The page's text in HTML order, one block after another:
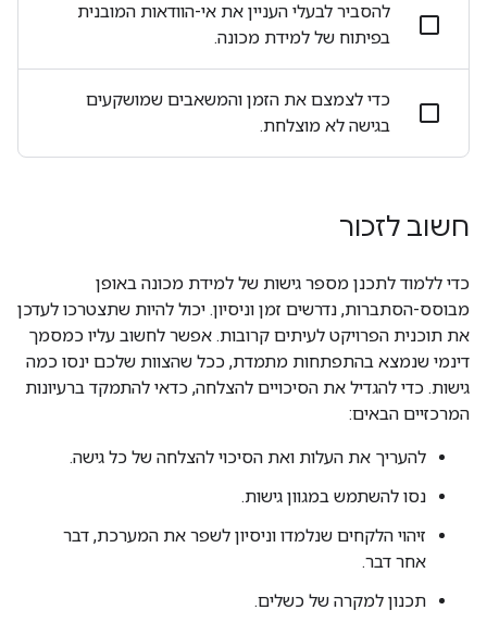
להסביר לבעלי העניין את אי-הוודאות המובנית
בפיתוח של למידת מכונה.
כדי לצמצם את הזמן והמשאבים שמושקעים
בגישה לא מוצלחת.
חשוב לזכור
כדי ללמוד לתכנן מספר גישות של למידת מכונה באופן
מבוסס-הסתברות, נדרשים זמן וניסיון. יכול להיות שתצטרכו לעדכן
את תוכנית הפרויקט לעיתים קרובות. אפשר לחשוב עליו כמסמך
דינמי שנמצא בהתפתחות מתמדת, ככל שהצוות שלכם ינסו כמה
גישות. כדי להגדיל את הסיכויים להצלחה, כדאי להתמקד ברעיונות
המרכזיים הבאים:
להעריך את העלות ואת הסיכוי להצלחה של כל גישה.
נסו להשתמש במגוון גישות.
זיהוי הלקחים שנלמדו וניסיון לשפר את המערכת, דבר
אחר דבר.
תכנון למקרה של כשלים.